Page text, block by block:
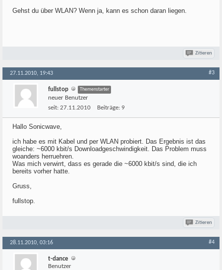
Gehst du über WLAN? Wenn ja, kann es schon daran liegen.
Zitieren
27.11.2010, 19:43 #3
fullstop Themenstarter
neuer Benutzer
seit: 27.11.2010 Beiträge: 9
Hallo Sonicwave,
ich habe es mit Kabel und per WLAN probiert. Das Ergebnis ist das
gleiche: ~6000 kbit/s Downloadgeschwindigkeit. Das Problem muss
woanders herruehren.
Was mich verwirrt, dass es gerade die ~6000 kbit/s sind, die ich
bereits vorher hatte.
Gruss,
fullstop.
Zitieren
28.11.2010, 03:16 #4
t-dance
Benutzer